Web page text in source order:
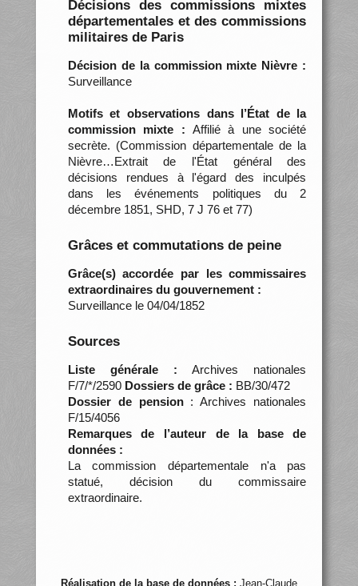
Décisions des commissions mixtes
départementales et des commissions
militaires de Paris
Décision de la commission mixte Nièvre :
Surveillance
Motifs et observations dans l’État de la
commission mixte : Affilié à une société
secrète. (Commission départementale de la
Nièvre…Extrait de l'État général des
décisions rendues à l'égard des inculpés
dans les événements politiques du 2
décembre 1851, SHD, 7 J 76 et 77)
Grâces et commutations de peine
Grâce(s) accordée par les commissaires
extraordinaires du gouvernement :
Surveillance le 04/04/1852
Sources
Liste générale : Archives nationales
F/7/*/2590 Dossiers de grâce : BB/30/472
Dossier de pension: Archives nationales
F/15/4056
Remarques de l’auteur de la base de
données :
La commission départementale n'a pas
statué, décision du commissaire
extraordinaire.
Réalisation de la base de données : Jean-Claude